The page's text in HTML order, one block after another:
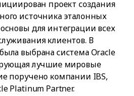
проект создания
источника эталонных
для интеграции всех
клиентов. В
выбрана система Oracle
лучшие мировые
поручено компании IBS,
Platinum Partner.